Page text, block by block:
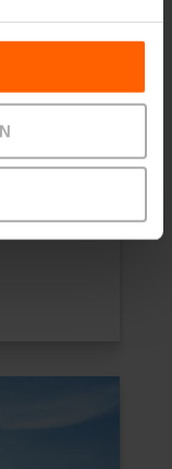
48 y 72